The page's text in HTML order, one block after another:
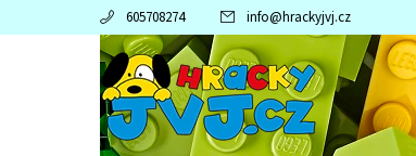
605708274 info@hrackyjvj.cz